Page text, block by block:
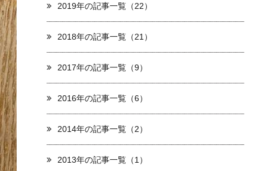
2019年の記事一覧（22）
2018年の記事一覧（21）
2017年の記事一覧（9）
2016年の記事一覧（6）
2014年の記事一覧（2）
2013年の記事一覧（1）